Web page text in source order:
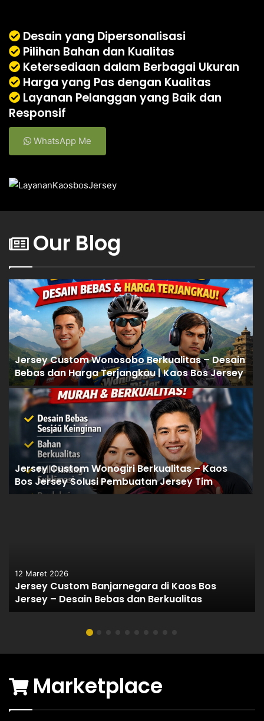
Desain yang Dipersonalisasi
Pilihan Bahan dan Kualitas
Ketersediaan dalam Berbagai Ukuran
Harga yang Pas dengan Kualitas
Layanan Pelanggan yang Baik dan
Responsif
WhatsApp Me
Our Blog
Jersey Custom Wonosobo Berkualitas – Desain
Bebas dan Harga Terjangkau | Kaos Bos Jersey
Jersey Custom Wonogiri Berkualitas – Kaos
Bos Jersey Solusi Pembuatan Jersey Tim
12 Maret 2026
Jersey Custom Banjarnegara di Kaos Bos
Jersey – Desain Bebas dan Berkualitas
Marketplace